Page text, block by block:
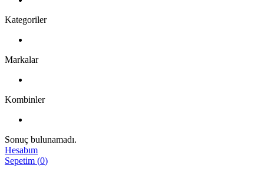
Kategoriler
Markalar
Kombinler
Sonuç bulunamadı.
Hesabım
Sepetim (0)